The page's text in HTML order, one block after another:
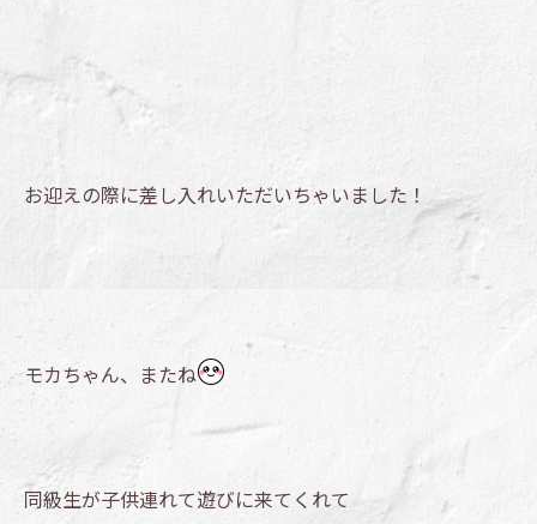
お迎えの際に差し入れいただいちゃいました！
モカちゃん、またね
同級生が子供連れて遊びに来てくれて